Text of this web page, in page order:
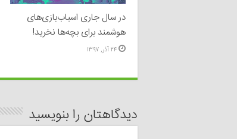
در سال جاری اسباب‌بازی‌های
هوشمند برای بچه‌ها نخرید!
۲۴ آذر, ۱۳۹۷
دیدگاهتان را بنویسید